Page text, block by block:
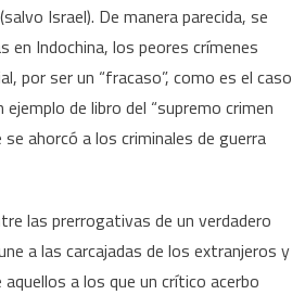
Israel). De manera parecida, se
en Indochina, los peores crímenes
por ser un “fracaso”, como es el caso
ejemplo de libro del “supremo crimen
ahorcó a los criminales de guerra
las prerrogativas de un verdadero
a las carcajadas de los extranjeros y
a los que un crítico acerbo